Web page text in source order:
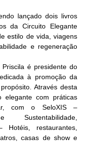
lançado dois livros
da Circuito Elegante
estilo de vida, viagens
e regeneração
é presidente do
à promoção da
Através desta
elegante com práticas
com o SeloXIS –
Hotéis, restaurantes,
casas de show e